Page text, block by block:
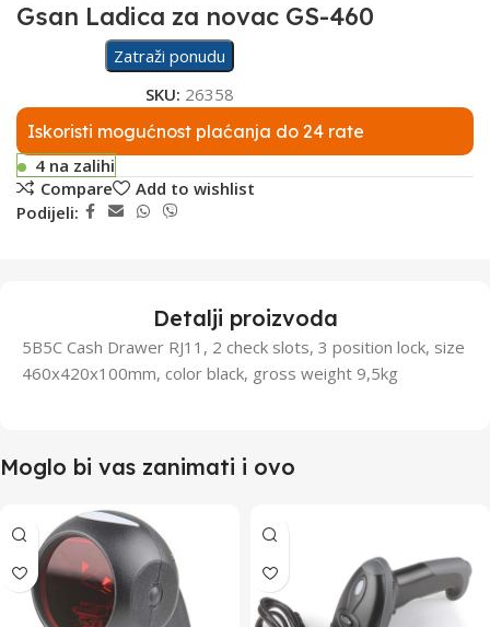
Gsan Ladica za novac GS-460
Zatraži ponudu
SKU: 26358
Iskoristi mogućnost plaćanja do 24 rate
4 na zalihi
Compare
Add to wishlist
Podijeli:
Detalji proizvoda
5B5C Cash Drawer RJ11, 2 check slots, 3 position lock, size
460x420x100mm, color black, gross weight 9,5kg
Moglo bi vas zanimati i ovo